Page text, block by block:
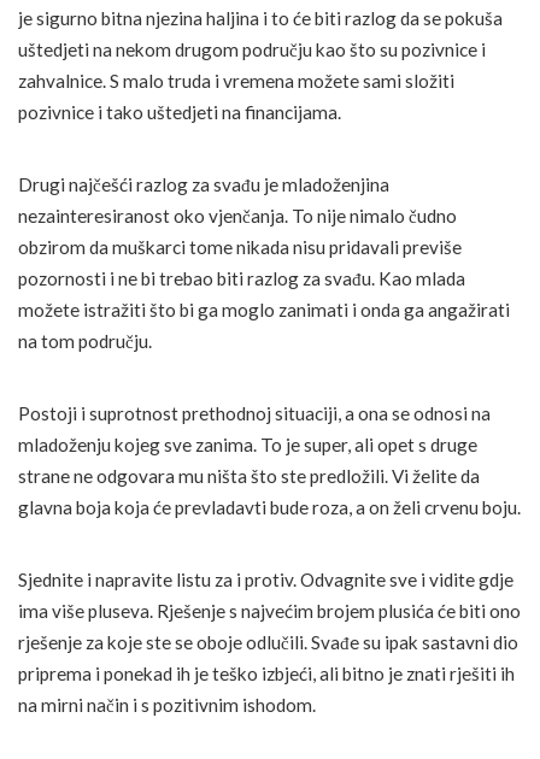
je sigurno bitna njezina haljina i to će biti razlog da se pokuša
uštedjeti na nekom drugom području kao što su pozivnice i
zahvalnice. S malo truda i vremena možete sami složiti
pozivnice i tako uštedjeti na financijama.
Drugi najčešći razlog za svađu je mladoženjina
nezainteresiranost oko vjenčanja. To nije nimalo čudno
obzirom da muškarci tome nikada nisu pridavali previše
pozornosti i ne bi trebao biti razlog za svađu. Kao mlada
možete istražiti što bi ga moglo zanimati i onda ga angažirati
na tom području.
Postoji i suprotnost prethodnoj situaciji, a ona se odnosi na
mladoženju kojeg sve zanima. To je super, ali opet s druge
strane ne odgovara mu ništa što ste predložili. Vi želite da
glavna boja koja će prevladavti bude roza, a on želi crvenu boju.
Sjednite i napravite listu za i protiv. Odvagnite sve i vidite gdje
ima više pluseva. Rješenje s najvećim brojem plusića će biti ono
rješenje za koje ste se oboje odlučili. Svađe su ipak sastavni dio
priprema i ponekad ih je teško izbjeći, ali bitno je znati rješiti ih
na mirni način i s pozitivnim ishodom.